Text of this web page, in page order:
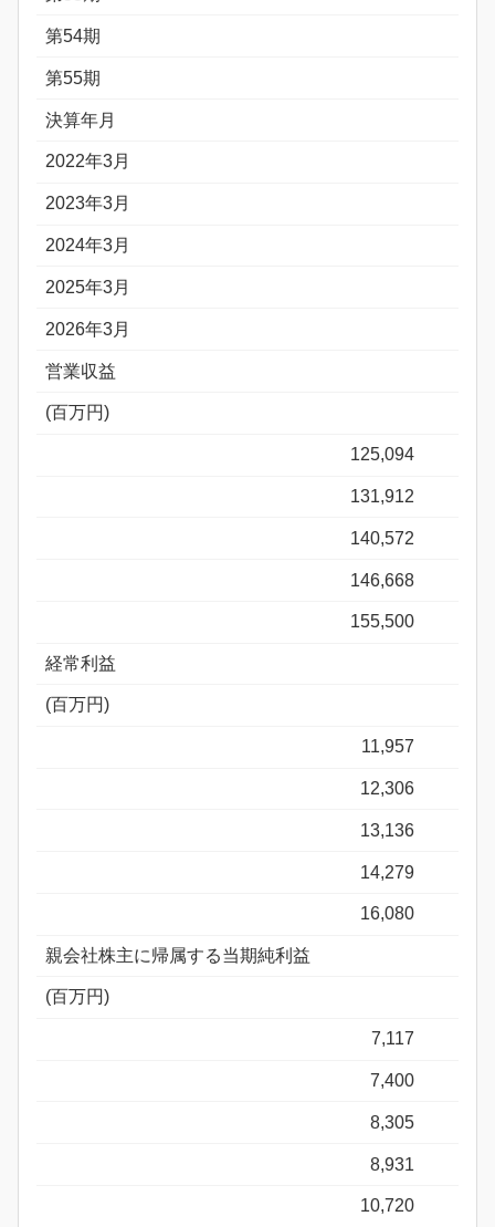
第54期
第55期
決算年月
2022年3月
2023年3月
2024年3月
2025年3月
2026年3月
営業収益
(百万円)
125,094
131,912
140,572
146,668
155,500
経常利益
(百万円)
11,957
12,306
13,136
14,279
16,080
親会社株主に帰属する当期純利益
(百万円)
7,117
7,400
8,305
8,931
10,720